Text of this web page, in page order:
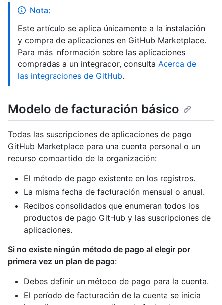
Nota:
Este artículo se aplica únicamente a la instalación
y compra de aplicaciones en GitHub Marketplace.
Para más información sobre las aplicaciones
compradas a un integrador, consulta Acerca de
las integraciones de GitHub.
Modelo de facturación básico
Todas las suscripciones de aplicaciones de pago
GitHub Marketplace para una cuenta personal o un
recurso compartido de la organización:
El método de pago existente en los registros.
La misma fecha de facturación mensual o anual.
Recibos consolidados que enumeran todos los
productos de pago GitHub y las suscripciones de
aplicaciones.
Si no existe ningún método de pago al elegir por
primera vez un plan de pago:
Debes definir un método de pago para la cuenta.
El período de facturación de la cuenta se inicia